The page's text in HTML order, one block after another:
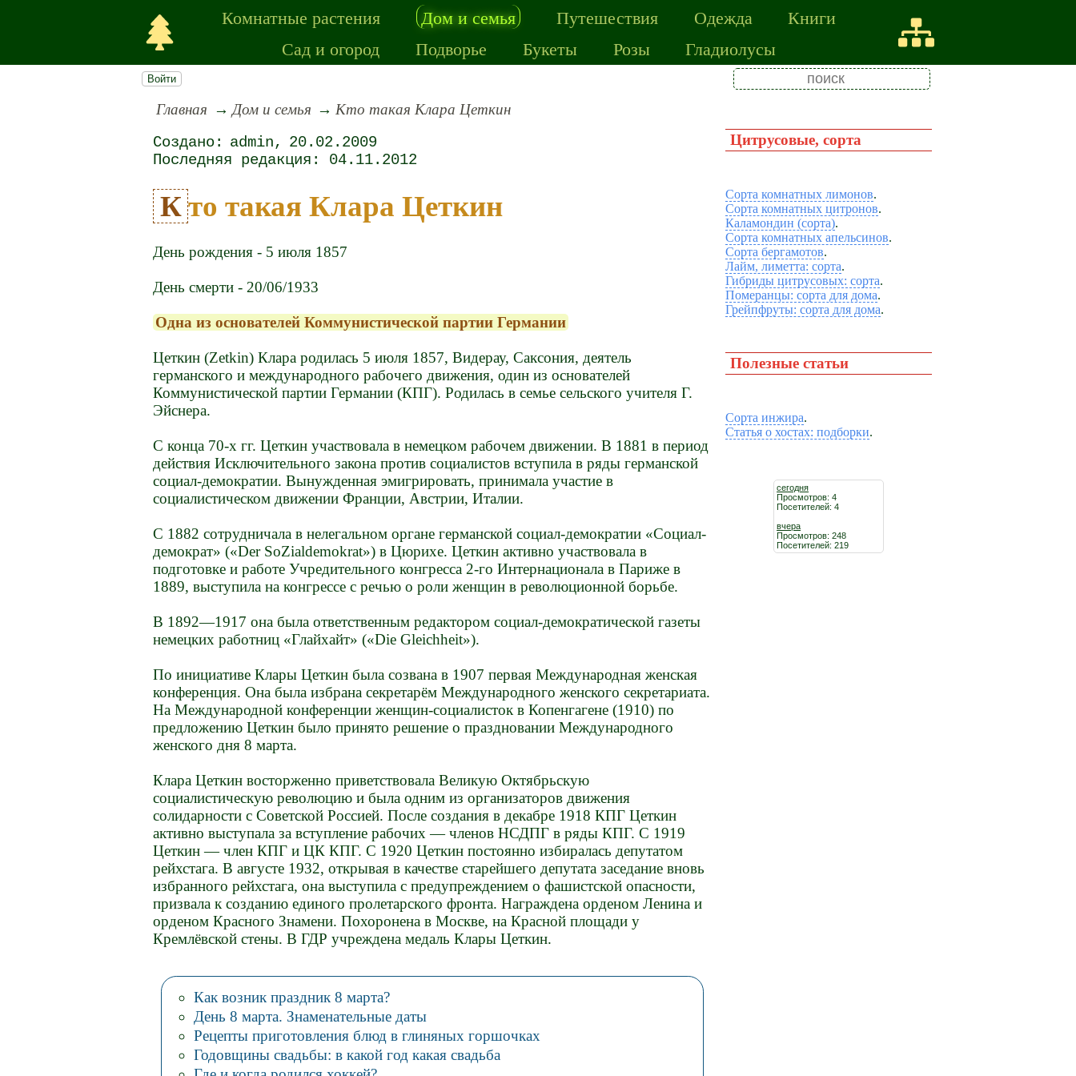
Комнатные растения Дом и семья Путешествия Одежда
Книги
Сад и огород
Подворье Букеты Розы Гладиолусы
Войти
Цитрусовые, сорта
Сорта комнатных лимонов.
Сорта комнатных цитронов.
Каламондин (сорта).
Сорта комнатных апельсинов.
Сорта бергамотов.
Лайм, лиметта: сорта.
Гибриды цитрусовых: сорта.
Померанцы: сорта для дома.
Грейпфруты: сорта для дома.
Полезные статьи
Сорта инжира.
Статья о хостах: подборки.
сегодня
Просмотров: 4
Посетителей: 4
вчера
Просмотров: 248
Посетителей: 219
Главная Дом и семья Кто такая Клара Цеткин
admin
20.02.2009
04.11.2012
Кто такая Клара Цеткин
День рождения - 5 июля 1857
День смерти - 20/06/1933
Одна из основателей Коммунистической партии Германии
Цеткин (Zetkin) Клара родилась 5 июля 1857, Видерау, Саксония, деятель
германского и международного рабочего движения, один из основателей
Коммунистической партии Германии (КПГ). Родилась в семье сельского учителя Г.
Эйснера.
С конца 70-х гг. Цеткин участвовала в немецком рабочем движении. В 1881 в период
действия Исключительного закона против социалистов вступила в ряды германской
социал-демократии. Вынужденная эмигрировать, принимала участие в
социалистическом движении Франции, Австрии, Италии.
С 1882 сотрудничала в нелегальном органе германской социал-демократии «Социал-
демократ» («Der SoZialdemokrat») в Цюрихе. Цеткин активно участвовала в
подготовке и работе Учредительного конгресса 2-го Интернационала в Париже в
1889, выступила на конгрессе с речью о роли женщин в революционной борьбе.
В 1892—1917 она была ответственным редактором социал-демократической газеты
немецких работниц «Глайхайт» («Die Gleichheit»).
По инициативе Клары Цеткин была созвана в 1907 первая Международная женская
конференция. Она была избрана секретарём Международного женского секретариата.
На Международной конференции женщин-социалисток в Копенгагене (1910) по
предложению Цеткин было принято решение о праздновании Международного
женского дня 8 марта.
Клара Цеткин восторженно приветствовала Великую Октябрьскую
социалистическую революцию и была одним из организаторов движения
солидарности с Советской Россией. После создания в декабре 1918 КПГ Цеткин
активно выступала за вступление рабочих — членов НСДПГ в ряды КПГ. С 1919
Цеткин — член КПГ и ЦК КПГ. С 1920 Цеткин постоянно избиралась депутатом
рейхстага. В августе 1932, открывая в качестве старейшего депутата заседание вновь
избранного рейхстага, она выступила с предупреждением о фашистской опасности,
призвала к созданию единого пролетарского фронта. Награждена орденом Ленина и
орденом Красного Знамени. Похоронена в Москве, на Красной площади у
Кремлёвской стены. В ГДР учреждена медаль Клары Цеткин.
Как возник праздник 8 марта?
День 8 марта. Знаменательные даты
Рецепты приготовления блюд в глиняных горшочках
Годовщины свадьбы: в какой год какая свадьба